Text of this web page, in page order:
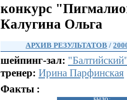
конкурс
Калугина Ольга
АРХИВ РЕЗУЛЬТАТОВ /
шейпинг-зал:
тренер: Ирина Парфинская
Факты :